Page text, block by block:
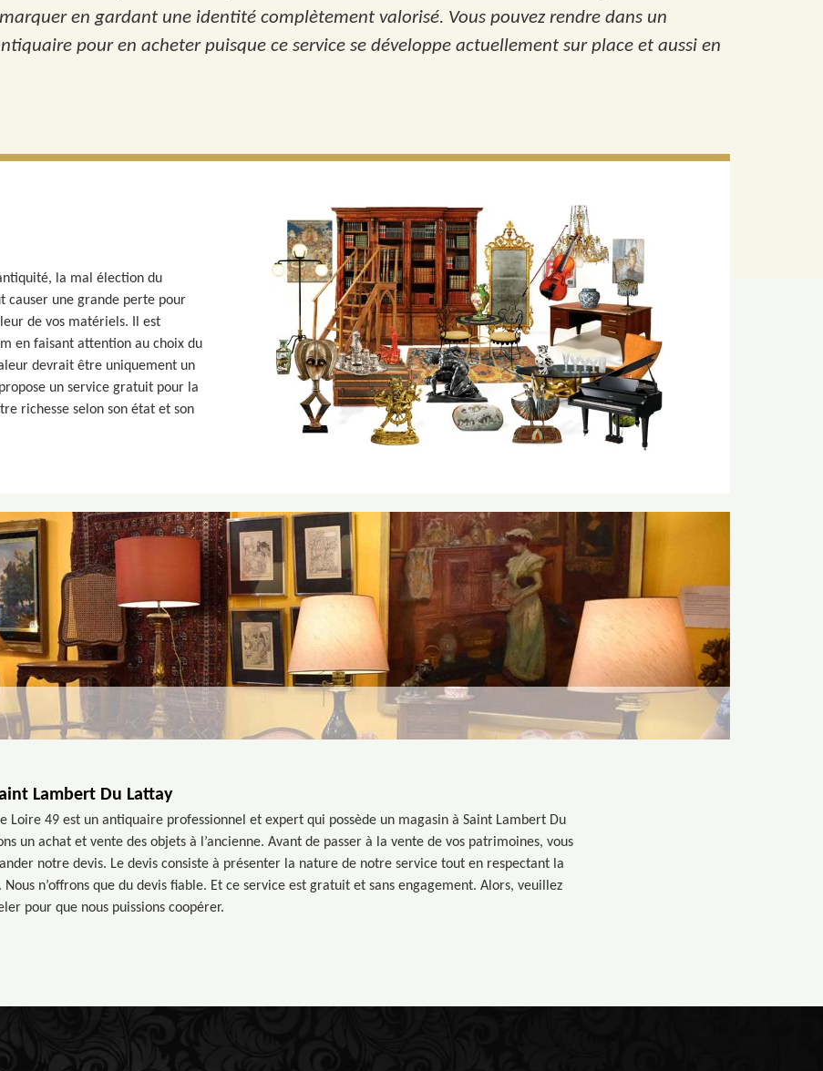
en gardant une identité complètement valorisé. Vous pouvez rendre dans un
pour en acheter puisque ce service se développe actuellement sur place et aussi en
la mal élection du
causer une grande perte pour
de vos matériels. Il est
en faisant attention au choix du
devrait être uniquement un
un service gratuit pour la
richesse selon son état et son
Lambert Du Lattay
Loire 49 est un antiquaire professionnel et expert qui possède un magasin à Saint Lambert Du
un achat et vente des objets à l’ancienne. Avant de passer à la vente de vos patrimoines, vous
notre devis. Le devis consiste à présenter la nature de notre service tout en respectant la
n’offrons que du devis fiable. Et ce service est gratuit et sans engagement. Alors, veuillez
pour que nous puissions coopérer.